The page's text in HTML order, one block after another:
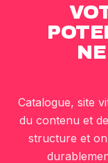
Catalogue, site
du contenu et
structure et